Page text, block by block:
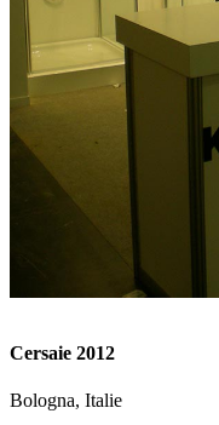
Cersaie 2012
Bologna, Italie